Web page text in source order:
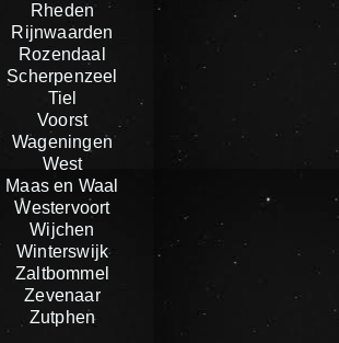
Rheden
Rijnwaarden
Rozendaal
Scherpenzeel
Tiel
Voorst
Wageningen
West
Maas en Waal
Westervoort
Wijchen
Winterswijk
Zaltbommel
Zevenaar
Zutphen